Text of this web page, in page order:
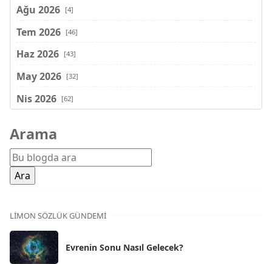
Ağu 2026 [4]
Tem 2026 [46]
Haz 2026 [43]
May 2026 [32]
Nis 2026 [62]
Şub 2026
Oca 2026 [72]
Ara 2025
Kas 2025
Eki 2025
Eyl 2025 [56]
Arama
LIMON SÖZLÜK GÜNDEMI
Evrenin Sonu Nasıl Gelecek?